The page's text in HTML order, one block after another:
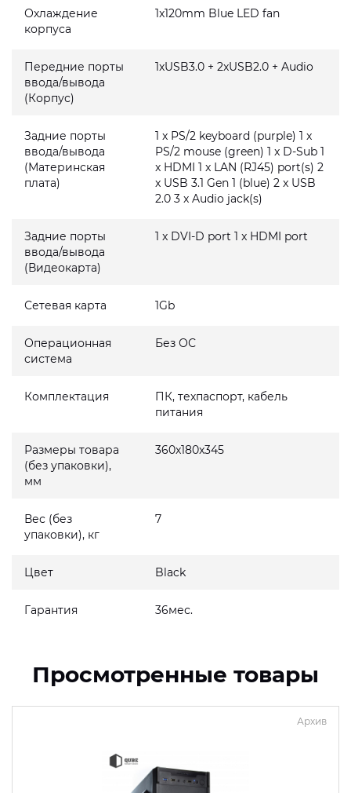
Охлаждение
корпуса
1x120mm Blue LED fan
Передние порты
ввода/вывода
(Корпус)
1xUSB3.0 + 2xUSB2.0 + Audio
Задние порты
ввода/вывода
(Материнская
плата)
1 x PS/2 keyboard (purple) 1 x
PS/2 mouse (green) 1 x D-Sub 1
x HDMI 1 x LAN (RJ45) port(s) 2
x USB 3.1 Gen 1 (blue) 2 x USB
2.0 3 x Audio jack(s)
Задние порты
ввода/вывода
(Видеокарта)
1 x DVI-D port 1 x HDMI port
Сетевая карта 1Gb
Операционная
система
Без ОС
Комплектация
ПК, техпаспорт, кабель
питания
Размеры товара
(без упаковки),
мм
360x180x345
Вес (без
упаковки), кг
7
Цвет Black
Гарантия 36мес.
Просмотренные товары
Архив